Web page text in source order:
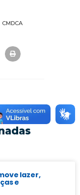
CMDCA
lazer,
e